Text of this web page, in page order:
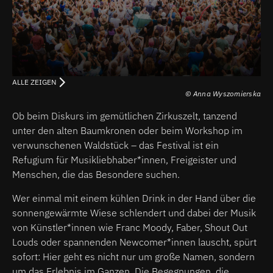
ALLE ZEIGEN
© Anna Wyszomierska
Ob beim Diskurs im gemütlichen Zirkuszelt, tanzend
unter den alten Baumkronen oder beim Workshop im
verwunschenen Waldstück – das Festival ist ein
Refugium für Musikliebhaber*innen, Freigeister und
Menschen, die das Besondere suchen.
Wer einmal mit einem kühlen Drink in der Hand über die
sonnengewärmte Wiese schlendert und dabei der Musik
von Künstler*innen wie Franc Moody, Faber, Shout Out
Louds oder spannenden Newcomer*innen lauscht, spürt
sofort: Hier geht es nicht nur um große Namen, sondern